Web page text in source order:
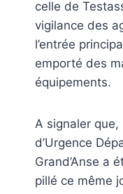
celle de
vigilance des
l’entrée
emporté des
équipements.
A signaler que,
d’Urgence
Grand’Anse a
pillé ce même